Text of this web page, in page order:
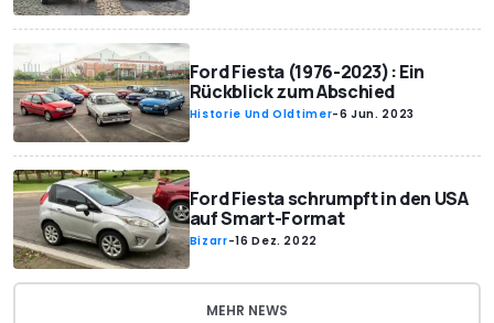
Ford Fiesta (1976-2023): Ein
Rückblick zum Abschied
Historie Und Oldtimer-6 Jun. 2023
Ford Fiesta schrumpft in den USA
auf Smart-Format
Bizarr-16 Dez. 2022
MEHR NEWS